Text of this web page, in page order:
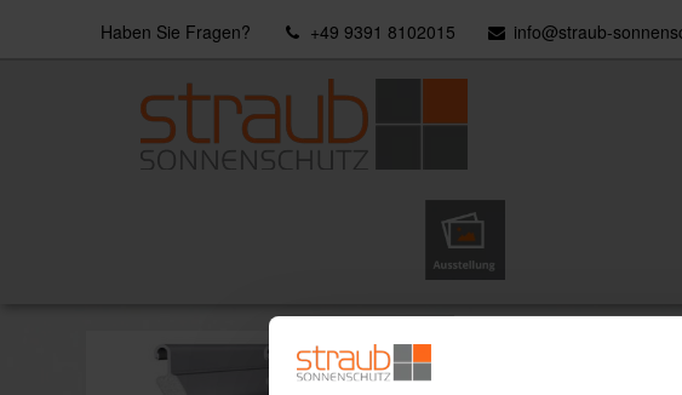
Haben Sie Fragen? +49 9391 8102015 info@straub-
Ausstellung